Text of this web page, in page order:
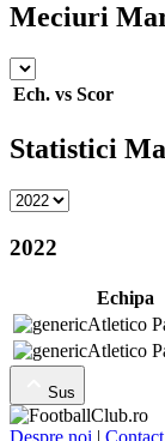
Meciuri
Ech. vs Scor
Statistici
2022
Echipa
Atletico
Atletico
Sus
Despre noi | Contact